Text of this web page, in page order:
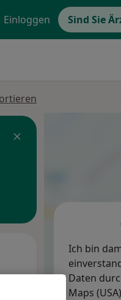
Einloggen Sind Sie
Mi,
12 Aug
Ich bin
Daten
Maps